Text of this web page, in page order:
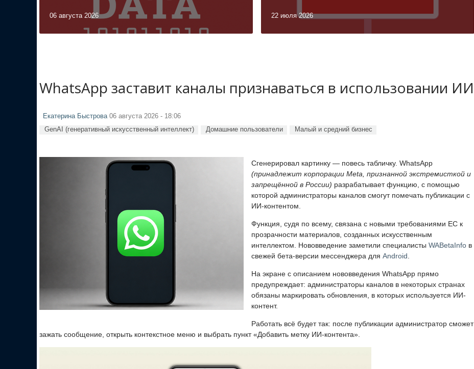
06 августа 2026 22 июля 2026
WhatsApp заставит каналы признаваться в использовании ИИ
Екатерина Быстрова06 августа 2026 - 18:06
GenAI (генеративный искусственный интеллект) Домашние пользователи Малый и средний бизнес
Сгенерировал картинку — повесь табличку. WhatsApp
(принадлежит корпорации Meta, признанной экстремисткой и
запрещённой в России) разрабатывает функцию, с помощью
которой администраторы каналов смогут помечать публикации с
ИИ-контентом.
Функция, судя по всему, связана с новыми требованиями ЕС к
прозрачности материалов, созданных искусственным
интеллектом. Нововведение заметили специалисты WABetaInfo в
свежей бета-версии мессенджера для Android.
На экране с описанием нововведения WhatsApp прямо
предупреждает: администраторы каналов в некоторых странах
обязаны маркировать обновления, в которых используется ИИ-
контент.
Работать всё будет так: после публикации администратор сможет
зажать сообщение, открыть контекстное меню и выбрать пункт «Добавить метку ИИ-контента».